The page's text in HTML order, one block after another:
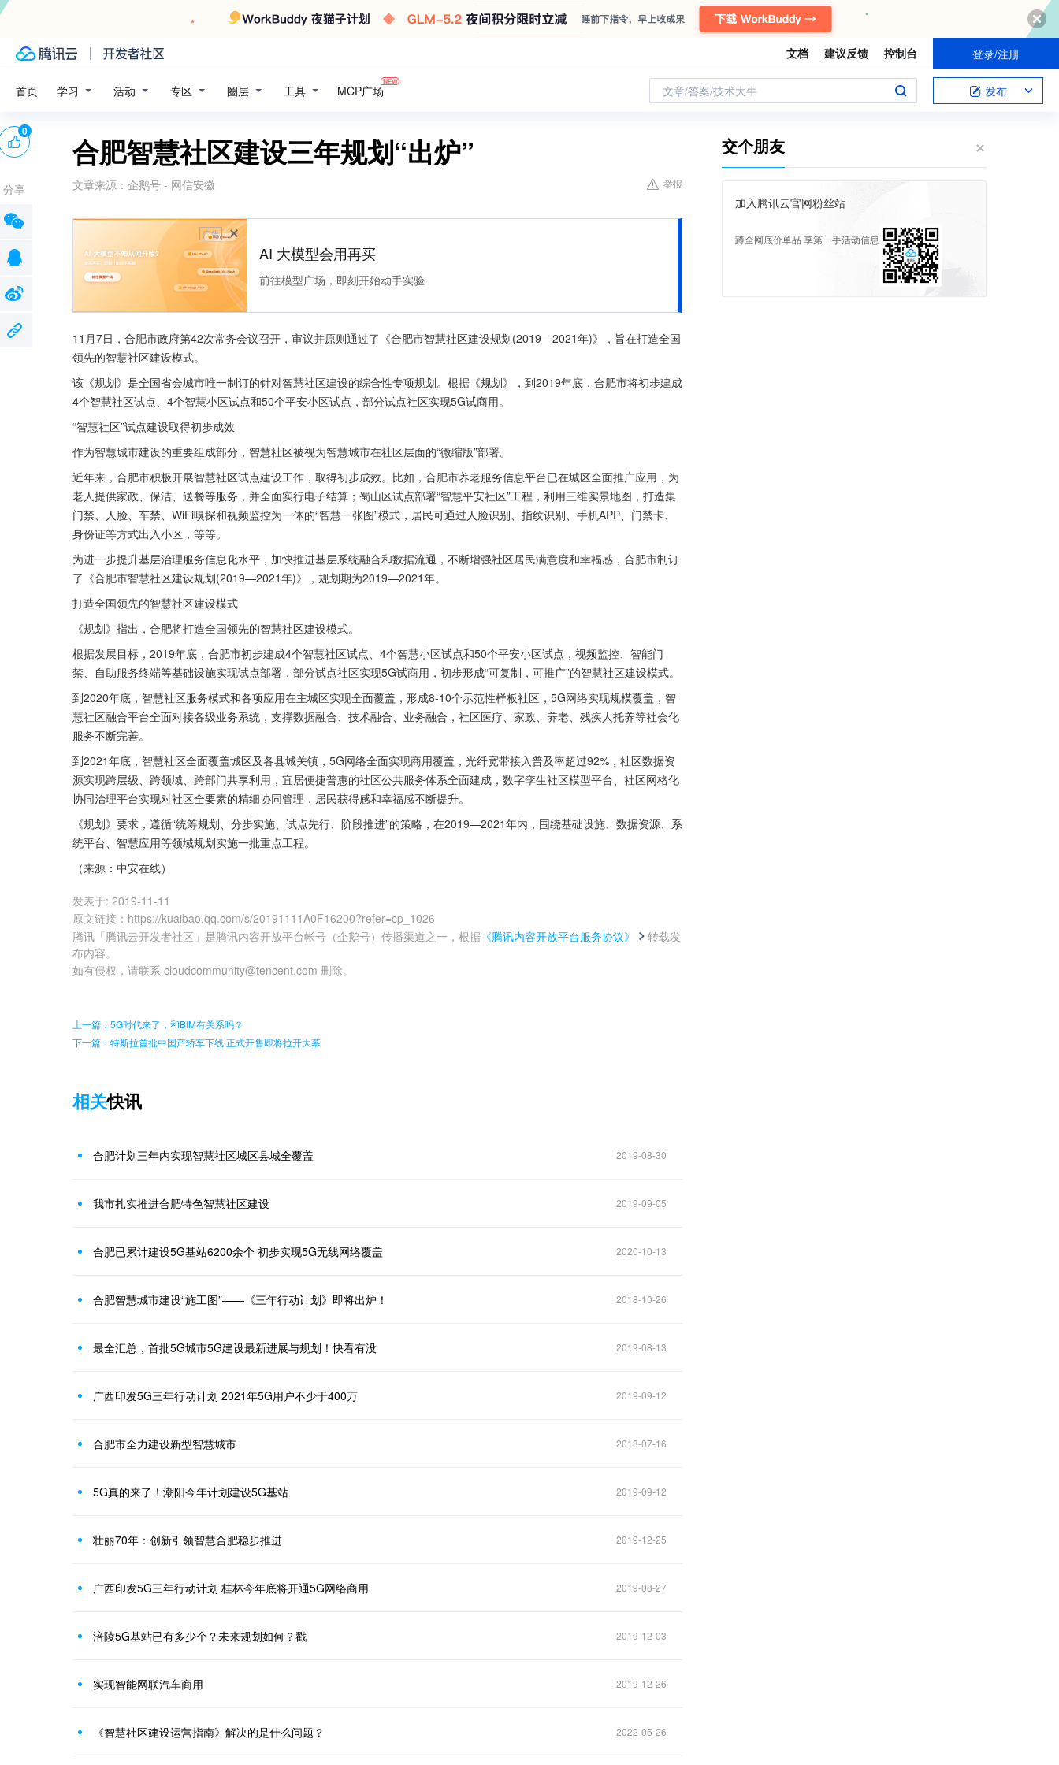
文档 建议反馈 控制台 登录/注册
首页 学习 活动 专区 圈层 工具 MCP广场 文章/答案/技术大牛 发布
合肥智慧社区建设三年规划“出炉”
文章来源： 企鹅号 - 网信安徽 举报
广告
AI 大模型会用再买
前往模型广场，即刻开始动手实验
11月7日，合肥市政府第42次常务会议召开，审议并原则通过了《合肥市智慧社区建设规划(2019—2021年)》，旨在打造全国
领先的智慧社区建设模式。
该《规划》是全国省会城市唯一制订的针对智慧社区建设的综合性专项规划。根据《规划》，到2019年底，合肥市将初步建成
4个智慧社区试点、4个智慧小区试点和50个平安小区试点，部分试点社区实现5G试商用。
“智慧社区”试点建设取得初步成效
作为智慧城市建设的重要组成部分，智慧社区被视为智慧城市在社区层面的“微缩版”部署。
近年来，合肥市积极开展智慧社区试点建设工作，取得初步成效。比如，合肥市养老服务信息平台已在城区全面推广应用，为
老人提供家政、保洁、送餐等服务，并全面实行电子结算；蜀山区试点部署“智慧平安社区”工程，利用三维实景地图，打造集
门禁、人脸、车禁、WiFi嗅探和视频监控为一体的“智慧一张图”模式，居民可通过人脸识别、指纹识别、手机APP、门禁卡、
身份证等方式出入小区，等等。
为进一步提升基层治理服务信息化水平，加快推进基层系统融合和数据流通，不断增强社区居民满意度和幸福感，合肥市制订
了《合肥市智慧社区建设规划(2019—2021年)》，规划期为2019—2021年。
打造全国领先的智慧社区建设模式
《规划》指出，合肥将打造全国领先的智慧社区建设模式。
根据发展目标，2019年底，合肥市初步建成4个智慧社区试点、4个智慧小区试点和50个平安小区试点，视频监控、智能门
禁、自助服务终端等基础设施实现试点部署，部分试点社区实现5G试商用，初步形成“可复制，可推广”的智慧社区建设模式。
到2020年底，智慧社区服务模式和各项应用在主城区实现全面覆盖，形成8-10个示范性样板社区，5G网络实现规模覆盖，智
慧社区融合平台全面对接各级业务系统，支撑数据融合、技术融合、业务融合，社区医疗、家政、养老、残疾人托养等社会化
服务不断完善。
到2021年底，智慧社区全面覆盖城区及各县城关镇，5G网络全面实现商用覆盖，光纤宽带接入普及率超过92%，社区数据资
源实现跨层级、跨领域、跨部门共享利用，宜居便捷普惠的社区公共服务体系全面建成，数字孪生社区模型平台、社区网格化
协同治理平台实现对社区全要素的精细协同管理，居民获得感和幸福感不断提升。
《规划》要求，遵循“统筹规划、分步实施、试点先行、阶段推进”的策略，在2019—2021年内，围绕基础设施、数据资源、系
统平台、智慧应用等领域规划实施一批重点工程。
（来源：中安在线）
发表于: 2019-11-11
原文链接 ： https://kuaibao.qq.com/s/20191111A0F16200?refer=cp_1026
腾讯「腾讯云开发者社区」是腾讯内容开放平台帐号（企鹅号）传播渠道之一，根据 《腾讯内容开放平台服务协议》
转载发
布内容。
如有侵权，请联系 cloudcommunity@tencent.com 删除。
0
分享
上一篇：5G时代来了，和BIM有关系吗？
下一篇：特斯拉首批中国产轿车下线 正式开售即将拉开大幕
相关快讯
合肥计划三年内实现智慧社区城区县城全覆盖 2019-08-30
我市扎实推进合肥特色智慧社区建设 2019-09-05
合肥已累计建设5G基站6200余个 初步实现5G无线网络覆盖 2020-10-13
合肥智慧城市建设“施工图”——《三年行动计划》即将出炉！ 2018-10-26
最全汇总，首批5G城市5G建设最新进展与规划！快看有没 2019-08-13
广西印发5G三年行动计划 2021年5G用户不少于400万 2019-09-12
合肥市全力建设新型智慧城市 2018-07-16
5G真的来了！潮阳今年计划建设5G基站 2019-09-12
壮丽70年：创新引领智慧合肥稳步推进 2019-12-25
广西印发5G三年行动计划 桂林今年底将开通5G网络商用 2019-08-27
涪陵5G基站已有多少个？未来规划如何？戳 2019-12-03
实现智能网联汽车商用 2019-12-26
《智慧社区建设运营指南》解决的是什么问题？ 2022-05-26
交个朋友
加入腾讯云官网粉丝站
蹲全网底价单品 享第一手活动信息